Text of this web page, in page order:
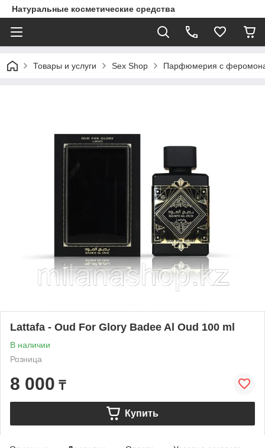
Натуральные косметические средства
Товары и услуги Sex Shop Парфюмерия с
Lattafa - Oud For Glory Badee Al Oud 100 ml
В наличии
Розница
8 000 ₸
Купить